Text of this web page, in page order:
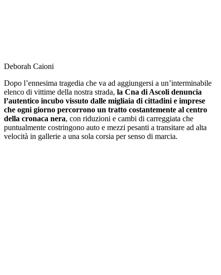
Deborah Caioni
Dopo l’ennesima tragedia che va ad aggiungersi a un’interminabile
elenco di vittime della nostra strada, la Cna di Ascoli denuncia
l’autentico incubo vissuto dalle migliaia di cittadini e imprese
che ogni giorno percorrono un tratto costantemente al centro
della cronaca nera, con riduzioni e cambi di carreggiata che
puntualmente costringono auto e mezzi pesanti a transitare ad alta
velocità in gallerie a una sola corsia per senso di marcia.